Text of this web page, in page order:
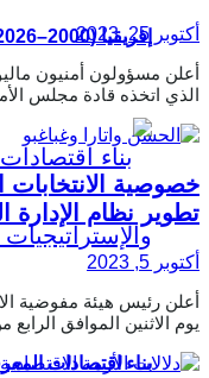
إفريقيا (2000–2026)
بناء اقتصادات
أكتوبر 25, 2023
الذي اتخذه قادة مجلس
تطوير نظام الإدارة
أكتوبر 5, 2023
أعلن رئيس هيئة مفوضية
يوم الاثنين الموافق الرابع من